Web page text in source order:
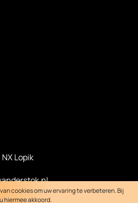
Lopik
cookies om uw ervaring te verbeteren. Bij
hiermee akkoord.